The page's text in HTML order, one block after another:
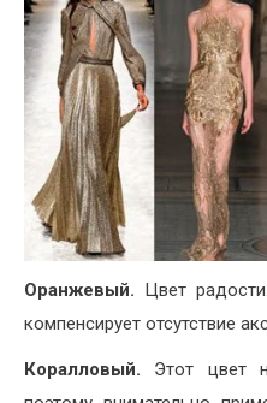
Оранжевый. Цвет
компенсирует отсутствие
Коралловый. Этот цвет